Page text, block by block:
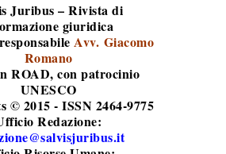
Juribus – Rivista di
giuridica
Avv. Giacomo
Romano
ROAD, con patrocinio
UNESCO
© 2015 - ISSN 2464-9775
Redazione: